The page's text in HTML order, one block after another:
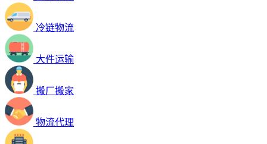
冷链物流
大件运输
搬厂搬家
物流代理